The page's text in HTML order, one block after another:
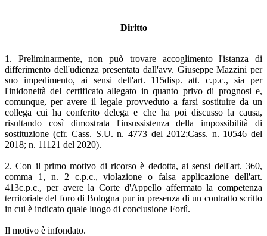
Diritto
1. Preliminarmente, non può trovare accoglimento l'istanza di
differimento dell'udienza presentata dall'avv. Giuseppe Mazzini per
suo impedimento, ai sensi dell'art. 115disp. att. c.p.c., sia per
l'inidoneità del certificato allegato in quanto privo di prognosi e,
comunque, per avere il legale provveduto a farsi sostituire da un
collega cui ha conferito delega e che ha poi discusso la causa,
risultando così dimostrata l'insussistenza della impossibilità di
sostituzione (cfr. Cass. S.U. n. 4773 del 2012;Cass. n. 10546 del
2018; n. 11121 del 2020).
2. Con il primo motivo di ricorso è dedotta, ai sensi dell'art. 360,
comma 1, n. 2 c.p.c., violazione o falsa applicazione dell'art.
413c.p.c., per avere la Corte d'Appello affermato la competenza
territoriale del foro di Bologna pur in presenza di un contratto scritto
in cui è indicato quale luogo di conclusione Forlì.
Il motivo è infondato.